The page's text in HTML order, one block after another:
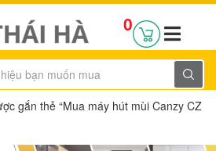
0
gắn thẻ “Mua máy hút mùi Canzy CZ